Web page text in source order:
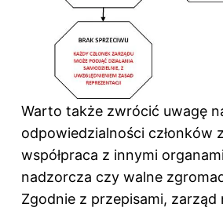
Warto także zwrócić uwagę
odpowiedzialności członków
współpraca z innymi
nadzorcza czy walne
Zgodnie z przepisami, zarząd